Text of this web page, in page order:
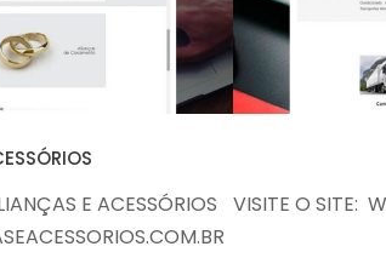
E ACESSÓRIOS
VISITE O SITE: